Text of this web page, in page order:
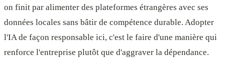
on finit par alimenter des plateformes étrangères avec ses
données locales sans bâtir de compétence durable. Adopter
l'IA de façon responsable ici, c'est le faire d'une manière qui
renforce l'entreprise plutôt que d'aggraver la dépendance.